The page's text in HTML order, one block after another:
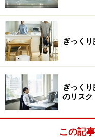
しかし、ぎっくり腰で
た人は、痛みが和らぎ
みが強くなってしまう
たほうが安心だ」考え
安静を心がけるのも
ぎると逆に回復の妨げ
過ぎて痛みが軽減さ
で、無理はせずに日常
態が良くなるケースも
ぎっく
ぎっく
のリスク
この記